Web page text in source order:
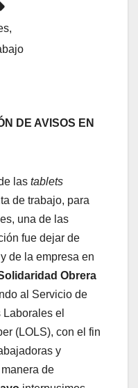
,
DE AVISOS EN
las tablets
de trabajo, para
una de las
fue dejar de
de la empresa en
Obrera
al Servicio de
el
(LOLS), con el fin
y
de